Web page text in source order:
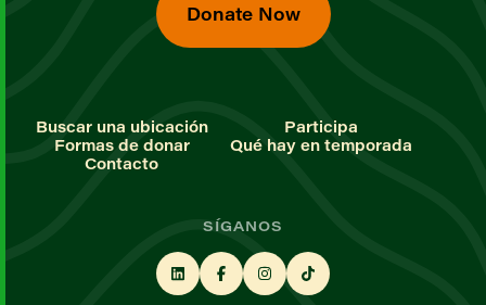
Donate Now
Buscar una ubicación
Participa
Formas de donar
Qué hay en temporada
Contacto
SÍGANOS